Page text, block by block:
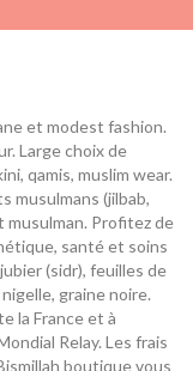
et modest fashion.
Large choix de
qamis, muslim wear.
musulmans (jilbab,
musulman. Profitez de
santé et soins
(sidr), feuilles de
graine noire.
la France et à
Relay. Les frais
boutique vous